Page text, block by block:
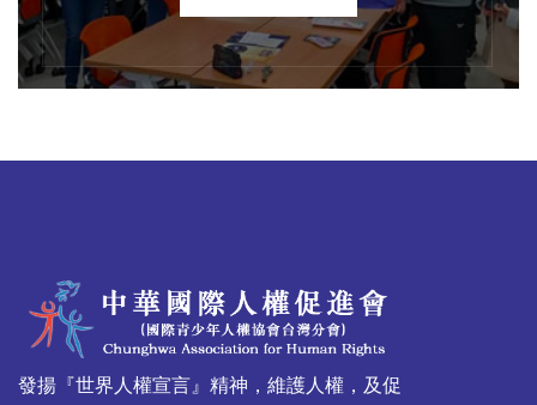
發揚『世界人權宣言』精神，維護人權，及促